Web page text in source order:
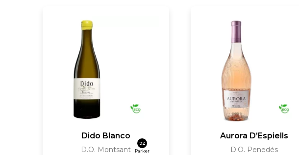
Dido Blanco
D.O. Montsant
92
Parker
Aurora D’Espiells
D.O. Penedés